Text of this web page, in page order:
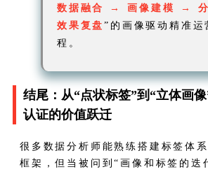
数据融合 → 画像建模 →
效果复盘”的画像驱动精准运
程。
结尾：从“点状标签”到“立体画
认证的价值跃迁
很多数据分析师能熟练搭建标签体
框架，但当被问到“画像和标签的迭